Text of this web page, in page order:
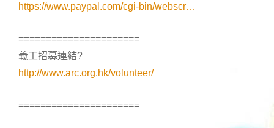
https://www.paypal.com/cgi-bin/webscr…
======================
義工招募連結?
http://www.arc.org.hk/volunteer/
======================